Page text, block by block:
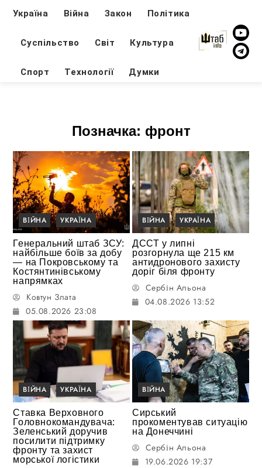
Україна Війна Закон Політика
Суспільство Світ Культура
Спорт Технології Думки
Позначка: фронт
ВІЙНА УКРАЇНА
Генеральний штаб ЗСУ:
найбільше боїв за добу
— на Покровському та
Костянтинівському
напрямках
Ковтун Злата
05.08.2026 23:08
ВІЙНА УКРАЇНА
ДССТ у липні
розгорнула ще 215 км
антидронового захисту
доріг біля фронту
Сербін Альона
04.08.2026 13:52
ВІЙНА УКРАЇНА
Ставка Верховного
Головнокомандувача:
Зеленський доручив
посилити підтримку
фронту та захист
морської логістики
ВІЙНА
Сирський
прокоментував ситуацію
на Донеччині
Сербін Альона
19.06.2026 19:37